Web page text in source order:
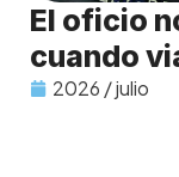
El oficio
cuando
2026 / julio